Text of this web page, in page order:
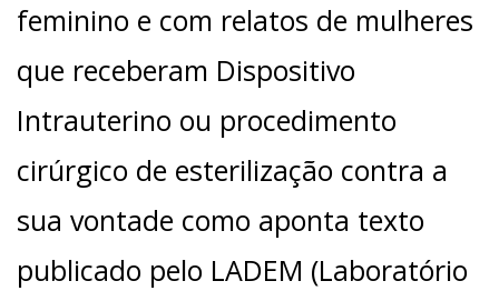
feminino e com relatos de mulheres
que receberam Dispositivo
Intrauterino ou procedimento
cirúrgico de esterilização contra a
sua vontade como aponta texto
publicado pelo LADEM (Laboratório